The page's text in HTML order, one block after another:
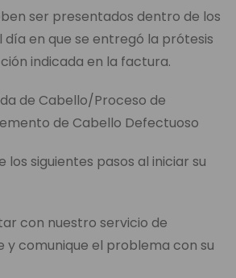
ser presentados dentro de los
día en que se entregó la prótesis
indicada en la factura.
de Cabello/Proceso de
de Cabello Defectuoso
los siguientes pasos al iniciar su
con nuestro servicio de
y comunique el problema con su